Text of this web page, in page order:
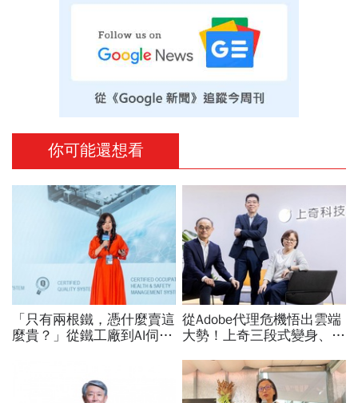
你可能還想看
「只有兩根鐵，憑什麼賣這
麼貴？」從鐵工廠到AI伺服
從Adobe代理危機悟出雲端
大勢！上奇三段式變身、季
無人機3D列印財